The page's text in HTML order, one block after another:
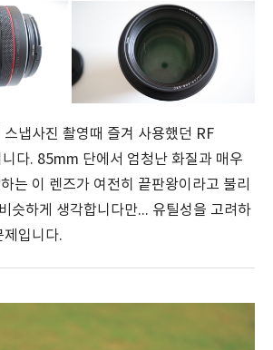
냅사진 촬영때 즐겨 사용했던 RF
다. 85mm 단에서 엄청난 화질과 매우
는 이 렌즈가 여전히 끝판왕이라고 불리
슷하게 생각합니다만... 유틸성을 고려하
제입니다.